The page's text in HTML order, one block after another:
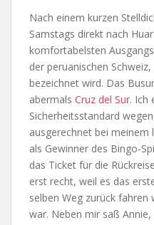
Nach einem kurzen
Samstags direkt nach
komfortabelsten
der peruanischen
bezeichnet wird. Das
abermals Cruz del Sur. Ich
Sicherheitsstandard
ausgerechnet bei meinem
als Gewinner des Bingo-
das Ticket für die
erst recht, weil es das
selben Weg zurück
war. Neben mir saß